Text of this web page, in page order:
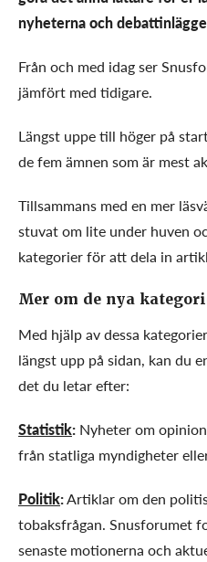
nyheterna och
Från och med idag ser
jämfört med tidigare.
Längst uppe till höger på
de fem ämnen som är mest
Tillsammans med en mer
stuvat om lite under huven
kategorier för att dela in
Mer om de nya
Med hjälp av dessa
längst upp på sidan, kan du
det du letar efter:
Statistik: Nyheter om
från statliga myndigheter
Politik:Artiklar om den
tobaksfrågan. Snusforumet
senaste motionerna och